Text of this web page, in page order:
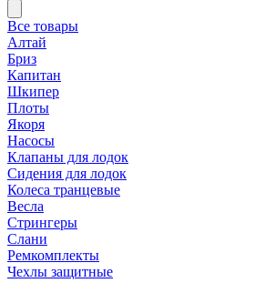
Все товары
Алтай
Бриз
Капитан
Шкипер
Плоты
Якоря
Насосы
Клапаны для лодок
Сидения для лодок
Колеса транцевые
Весла
Стрингеры
Слани
Ремкомплекты
Чехлы защитные